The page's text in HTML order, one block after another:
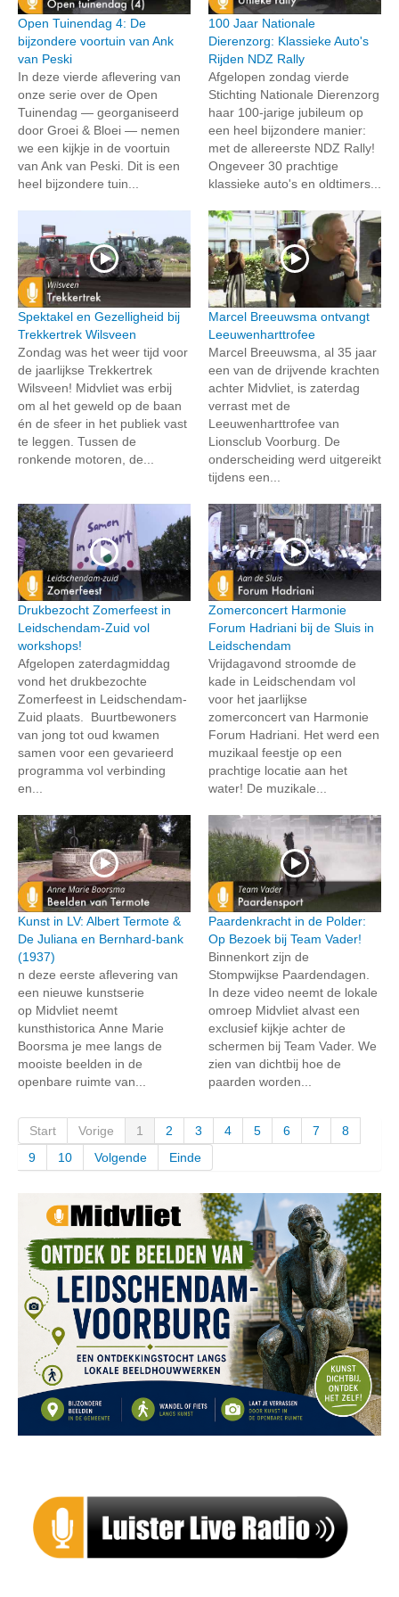
Open Tuinendag 4: De
bijzondere voortuin van Ank
van Peski
In deze vierde aflevering van
onze serie over de Open
Tuinendag — georganiseerd
door Groei & Bloei — nemen
we een kijkje in de voortuin
van Ank van Peski. Dit is een
heel bijzondere tuin...
100 Jaar Nationale
Dierenzorg: Klassieke Auto's
Rijden NDZ Rally
Afgelopen zondag vierde
Stichting Nationale Dierenzorg
haar 100-jarige jubileum op
een heel bijzondere manier:
met de allereerste NDZ Rally!
Ongeveer 30 prachtige
klassieke auto's en oldtimers...
Spektakel en Gezelligheid bij
Trekkertrek Wilsveen
Zondag was het weer tijd voor
de jaarlijkse Trekkertrek
Wilsveen! Midvliet was erbij
om al het geweld op de baan
én de sfeer in het publiek vast
te leggen. Tussen de
ronkende motoren, de...
Marcel Breeuwsma ontvangt
Leeuwenharttrofee
Marcel Breeuwsma, al 35 jaar
een van de drijvende krachten
achter Midvliet, is zaterdag
verrast met de
Leeuwenharttrofee van
Lionsclub Voorburg. De
onderscheiding werd uitgereikt
tijdens een...
Drukbezocht Zomerfeest in
Leidschendam-Zuid vol
workshops!
Afgelopen zaterdagmiddag
vond het drukbezochte
Zomerfeest in Leidschendam-
Zuid plaats. Buurtbewoners
van jong tot oud kwamen
samen voor een gevarieerd
programma vol verbinding
en...
Zomerconcert Harmonie
Forum Hadriani bij de Sluis in
Leidschendam
Vrijdagavond stroomde de
kade in Leidschendam vol
voor het jaarlijkse
zomerconcert van Harmonie
Forum Hadriani. Het werd een
muzikaal feestje op een
prachtige locatie aan het
water! De muzikale...
Kunst in LV: Albert Termote &
De Juliana en Bernhard-bank
(1937)
n deze eerste aflevering van
een nieuwe kunstserie
op Midvliet neemt
kunsthistorica Anne Marie
Boorsma je mee langs de
mooiste beelden in de
openbare ruimte van...
Paardenkracht in de Polder:
Op Bezoek bij Team Vader!
Binnenkort zijn de
Stompwijkse Paardendagen.
In deze video neemt de lokale
omroep Midvliet alvast een
exclusief kijkje achter de
schermen bij Team Vader. We
zien van dichtbij hoe de
paarden worden...
Start Vorige 1 2 3 4 5 6 7
8
9
10 Volgende Einde